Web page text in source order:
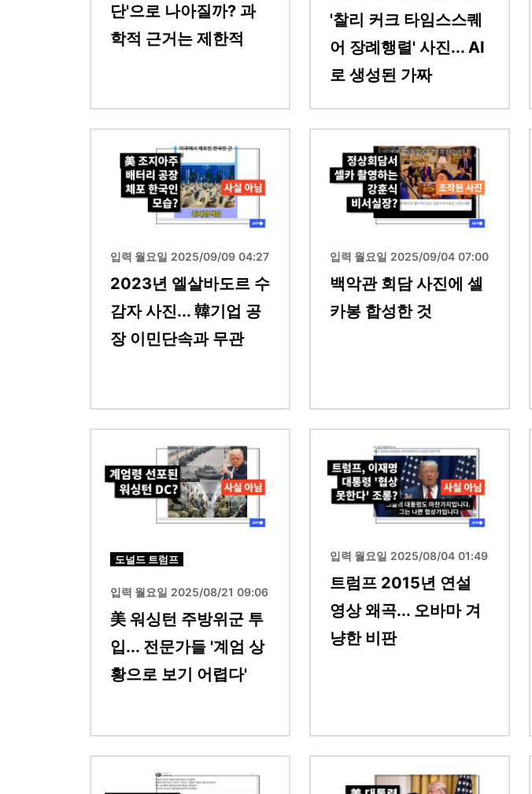
단'으로 나아질까? 과
학적 근거는 제한적
'찰리 커크 타임스스퀘
어 장례행렬' 사진... AI
로 생성된 가짜
입력 월요일 2025/09/09 04:27
2023년 엘살바도르 수
감자 사진... 韓기업 공
장 이민단속과 무관
입력 월요일 2025/09/04 07:00
백악관 회담 사진에 셀
카봉 합성한 것
도널드 트럼프
입력 월요일 2025/08/21 09:06
美 워싱턴 주방위군 투
입... 전문가들 '계엄 상
황으로 보기 어렵다'
입력 월요일 2025/08/04 01:49
트럼프 2015년 연설
영상 왜곡... 오바마 겨
냥한 비판